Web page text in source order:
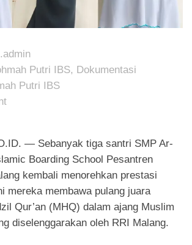
Putri IBS, Dokumentasi
Putri IBS
— Sebanyak tiga santri SMP Ar-
Boarding School Pesantren
kembali menorehkan prestasi
mereka membawa pulang juara
Qur’an (MHQ) dalam ajang Muslim
diselenggarakan oleh RRI Malang.